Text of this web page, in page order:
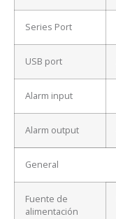
Series Port
USB port
Alarm input
Alarm output
General
Fuente de
alimentación